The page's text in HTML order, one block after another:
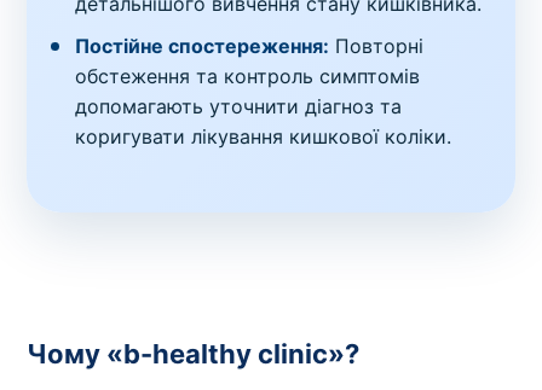
Постійне спостереження: Повторні
обстеження та контроль симптомів
допомагають уточнити діагноз та
коригувати лікування кишкової коліки.
Чому «b-healthy clinic»?